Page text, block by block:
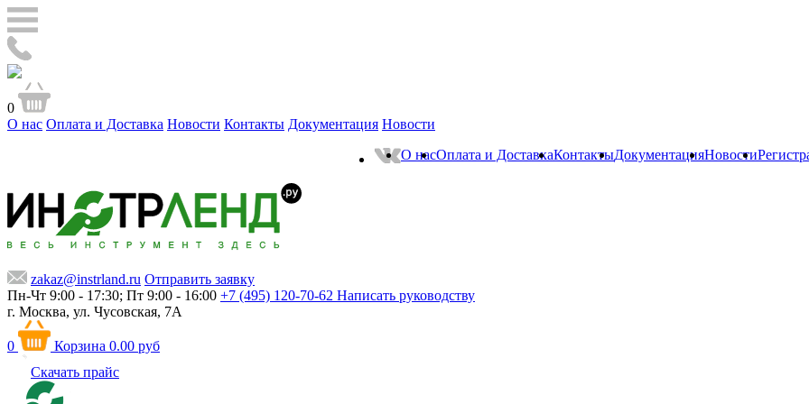
0
О нас Оплата и Доставка Новости Контакты Документация Новости
О насОплата и ДоставкаКонтактыДокументацияНовости
zakaz@instrland.ru Отправить заявку
Пн-Чт 9:00 - 17:30; Пт 9:00 - 16:00 +7 (495) 120-70-62 Написать руководству
г. Москва, ул. Чусовская, 7А
0 Корзина 0.00 руб
Скачать прайс